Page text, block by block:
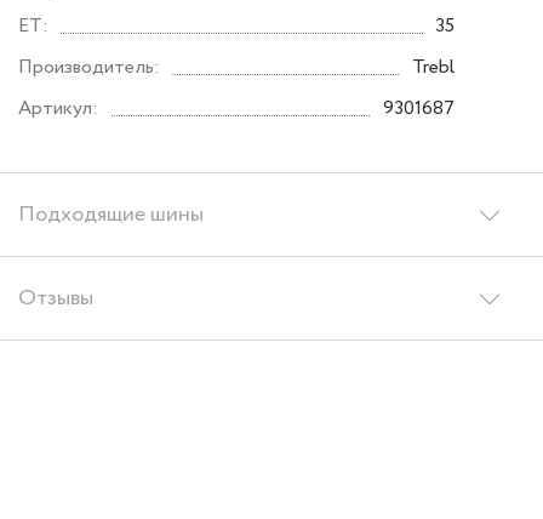
Подходящие шины
Отзывы
ET:
35
Производитель:
Trebl
Артикул:
9301687